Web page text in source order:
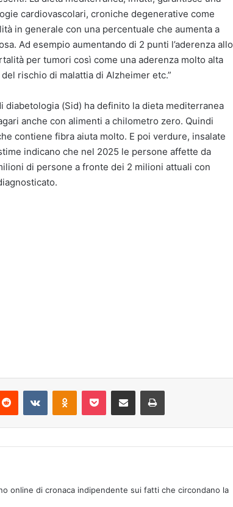
cardiovascolari, croniche degenerative come
in generale con una percentuale che aumenta a
Ad esempio aumentando di 2 punti l’aderenza allo
per tumori così come una aderenza molto alta
rischio di malattia di Alzheimer etc.”
(Sid) ha definito la dieta mediterranea
anche con alimenti a chilometro zero. Quindi
contiene fibra aiuta molto. E poi verdure, insalate
indicano che nel 2025 le persone affette da
di persone a fronte dei 2 milioni attuali con
online di cronaca indipendente sui fatti che circondano la